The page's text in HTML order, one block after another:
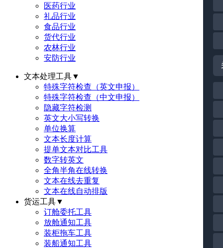
医药行业
礼品行业
食品行业
货代行业
农林行业
安防行业
文本处理工具▼
特殊字符检查（英文申报）
特殊字符检查（中文申报）
隐藏字符检测
英文大小写转换
单位换算
文本长度计算
提单文本对比工具
数字转英文
全角半角在线转换
文本在线去重复
文本在线自动排版
货运工具▼
订舱委托工具
放舱通知工具
装柜拖车工具
装船通知工具